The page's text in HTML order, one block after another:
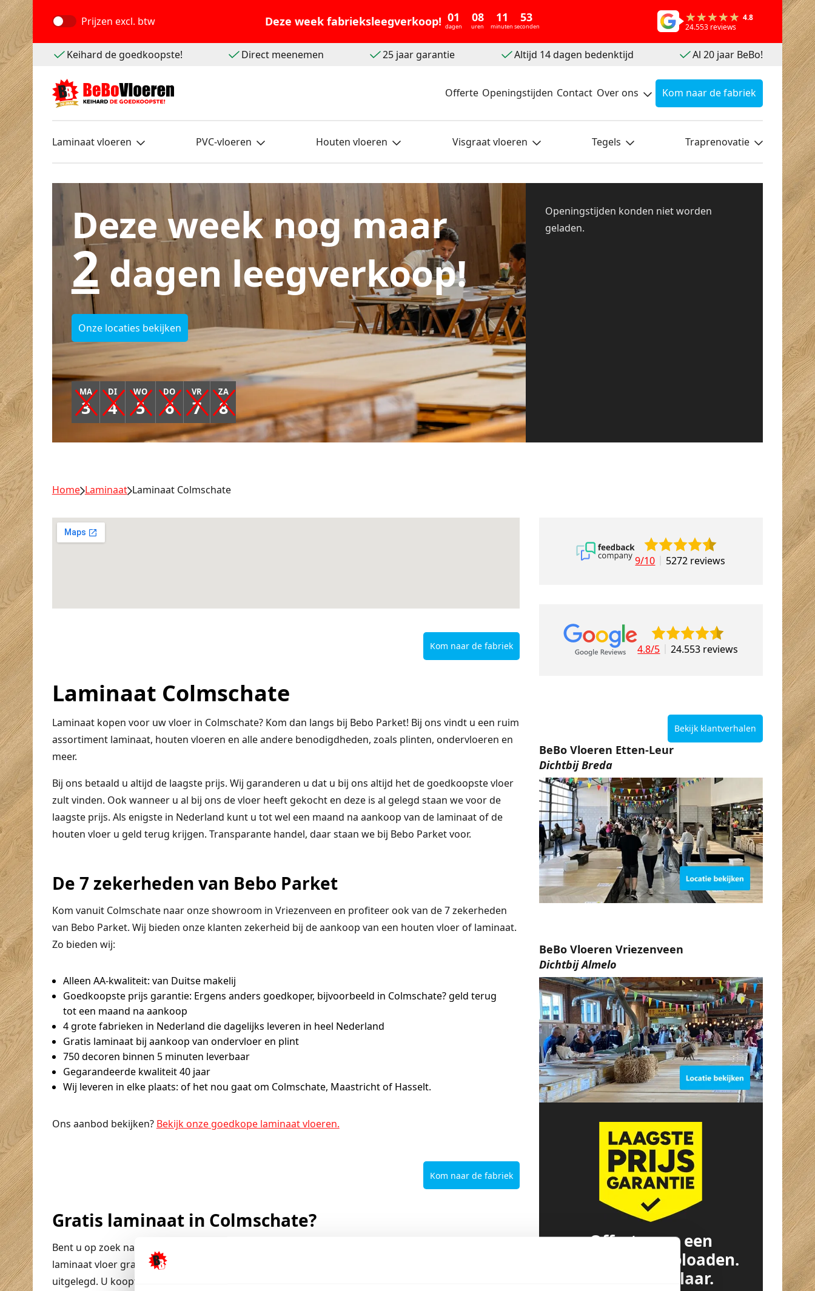
Prijzen excl. btw Deze week fabrieksleegverkoop! 01
dagen
08
uren
11
minuten
51
seconden
4.8
24.553 reviews
Keihard de goedkoopste! Direct meenemen 25 jaar garantie Altijd 14 dagen bedenktijd Al 20 jaar BeBo!
Offerte Openingstijden Contact Over ons Kom naar de fabriek
Laminaat vloeren PVC-vloeren Houten vloeren Visgraat vloeren Tegels Traprenovatie
Deze week nog maar
2 dagen leegverkoop!
Onze locaties bekijken
MA
3
DI
4
WO
5
DO
6
VR
7
ZA
8
Openingstijden konden niet worden
geladen.
Home Laminaat Laminaat Colmschate
Kom naar de fabriek
Laminaat Colmschate
Laminaat kopen voor uw vloer in Colmschate? Kom dan langs bij Bebo Parket! Bij ons vindt u een ruim
assortiment laminaat, houten vloeren en alle andere benodigdheden, zoals plinten, ondervloeren en
meer.
Bij ons betaald u altijd de laagste prijs. Wij garanderen u dat u bij ons altijd het de goedkoopste vloer
zult vinden. Ook wanneer u al bij ons de vloer heeft gekocht en deze is al gelegd staan we voor de
laagste prijs. Als enigste in Nederland kunt u tot wel een maand na aankoop van de laminaat of de
houten vloer u geld terug krijgen. Transparante handel, daar staan we bij Bebo Parket voor.
De 7 zekerheden van Bebo Parket
Kom vanuit Colmschate naar onze showroom in Vriezenveen en profiteer ook van de 7 zekerheden
van Bebo Parket. Wij bieden onze klanten zekerheid bij de aankoop van een houten vloer of laminaat.
Zo bieden wij:
Alleen AA-kwaliteit: van Duitse makelij
Goedkoopste prijs garantie: Ergens anders goedkoper, bijvoorbeeld in Colmschate? geld terug
tot een maand na aankoop
4 grote fabrieken in Nederland die dagelijks leveren in heel Nederland
Gratis laminaat bij aankoop van ondervloer en plint
750 decoren binnen 5 minuten leverbaar
Gegarandeerde kwaliteit 40 jaar
Wij leveren in elke plaats: of het nou gaat om Colmschate, Maastricht of Hasselt.
Ons aanbod bekijken? Bekijk onze goedkope laminaat vloeren.
Kom naar de fabriek
Gratis laminaat in Colmschate?
Bent u op zoek naar gratis laminaat, ook dan bent u bij Bebo Parket aan het juiste adres. Hoe u een
laminaat vloer gratis kunt krijgen, leest u in de onderstaande link waar de spelregels worden
uitgelegd. U koopt alleen de ondervloer en de plinten en daarbij krijgt u de laminaatvloer geheel
9/10 5272 reviews
4.8/5 24.553 reviews
Bekijk klantverhalen
BeBo Vloeren Etten-Leur
Dichtbij Breda
BeBo Vloeren Vriezenveen
Dichtbij Almelo
Offerte van een
concurrent? Uploaden.
Besparen. Klaar.